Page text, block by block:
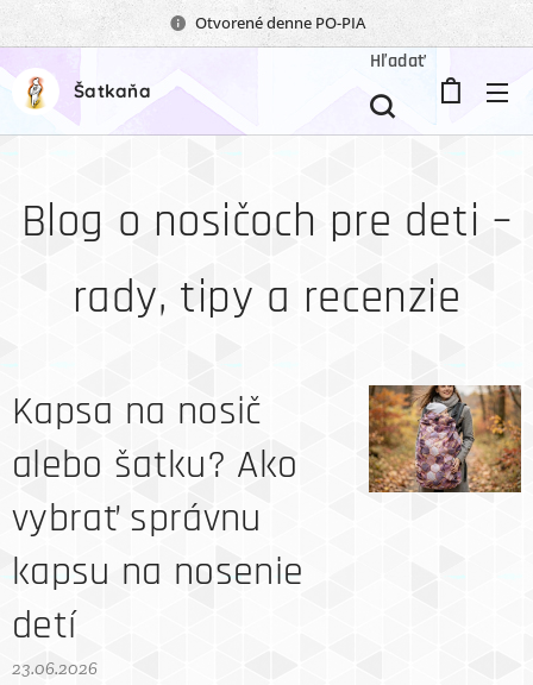
Otvorené denne PO-PIA
Šatkaňa
Hľadať
Blog o nosičoch pre deti –
rady, tipy a recenzie
Kapsa na nosič
alebo šatku? Ako
vybrať správnu
kapsu na nosenie
detí
23.06.2026